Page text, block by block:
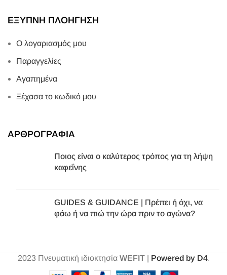
ΕΞΥΠΝΗ ΠΛΟΗΓΗΣΗ
Ο λογαριασμός μου
Παραγγελίες
Αγαπημένα
Ξέχασα το κωδικό μου
ΑΡΘΡΟΓΡΑΦΙΑ
Ποιος είναι ο καλύτερος τρόπος για τη λήψη
καφεΐνης
GUIDES & GUIDANCE | Πρέπει ή όχι, να
φάω ή να πιώ την ώρα πριν το αγώνα?
2023 Πνευματική ιδιοκτησία WEFIT| Powered by D4.